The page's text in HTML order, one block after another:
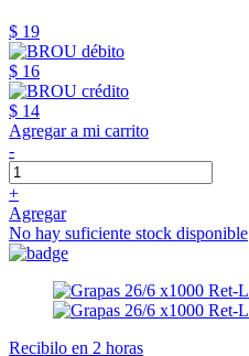
$ 19
$ 16
$ 14
Agregar a mi carrito
-
+
Agregar
No hay suficiente stock disponible
Recibilo en 2 horas